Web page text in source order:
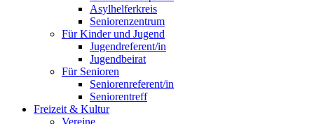
Asylhelferkreis
Seniorenzentrum
Für Kinder und Jugend
Jugendreferent/in
Jugendbeirat
Für Senioren
Seniorenreferent/in
Seniorentreff
Freizeit & Kultur
Vereine